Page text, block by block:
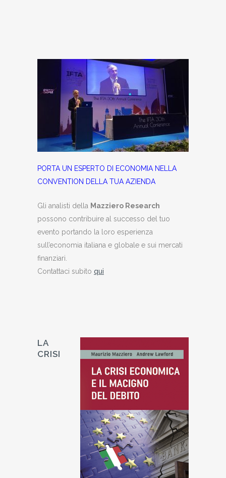
PORTA UN ESPERTO DI ECONOMIA NELLA
CONVENTION DELLA TUA AZIENDA
Gli analisti della Mazziero Research
possono contribuire al successo del tuo
evento portando la loro esperienza
sull’economia italiana e globale e sui mercati
finanziari.
Contattaci subito qui
LA
CRISI